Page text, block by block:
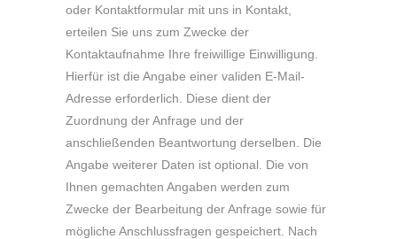
oder Kontaktformular mit uns in Kontakt,
erteilen Sie uns zum Zwecke der
Kontaktaufnahme Ihre freiwillige Einwilligung.
Hierfür ist die Angabe einer validen E-Mail-
Adresse erforderlich. Diese dient der
Zuordnung der Anfrage und der
anschließenden Beantwortung derselben. Die
Angabe weiterer Daten ist optional. Die von
Ihnen gemachten Angaben werden zum
Zwecke der Bearbeitung der Anfrage sowie für
mögliche Anschlussfragen gespeichert. Nach